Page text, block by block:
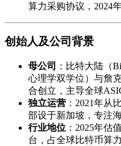
算力采购协议，2024
创始人及公司背景
母公司
：比特大陆（
心理学双学位）与詹
合创立，主导全球
独立运营 ：2021年从
部设于新加坡，专注
行业地位 ：2025年估
台，占全球比特币算力